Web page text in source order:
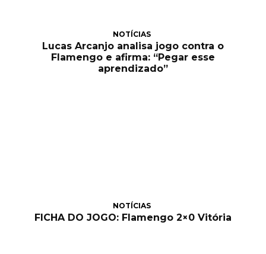
NOTÍCIAS
Lucas Arcanjo analisa jogo contra o
Flamengo e afirma: “Pegar esse
aprendizado”
NOTÍCIAS
FICHA DO JOGO: Flamengo 2×0 Vitória